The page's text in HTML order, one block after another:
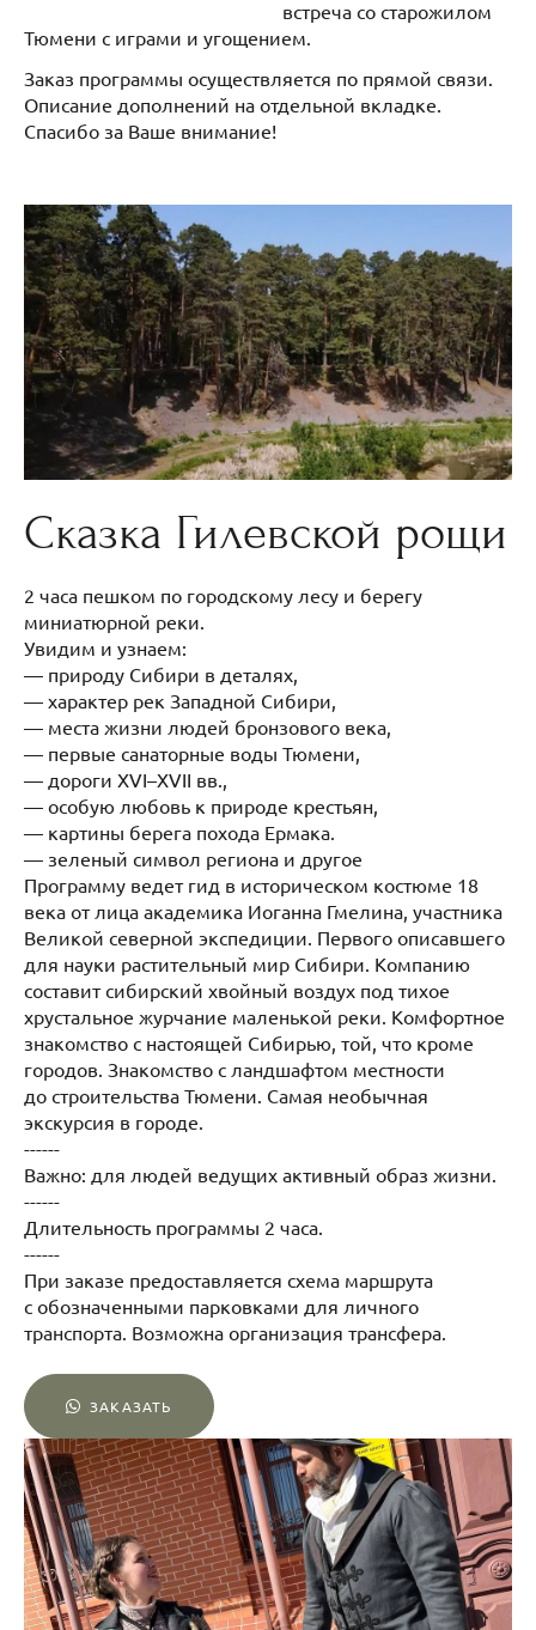
встреча со старожилом
Тюмени с играми и угощением.
Заказ программы осуществляется по прямой связи.
Описание дополнений на отдельной вкладке.
Спасибо за Ваше внимание!
Сказка Гилевской рощи
2 часа пешком по городскому лесу и берегу
миниатюрной реки.
Увидим и узнаем:
— природу Сибири в деталях,
— характер рек Западной Сибири,
— места жизни людей бронзового века,
— первые санаторные воды Тюмени,
— дороги XVI–XVII вв.,
— особую любовь к природе крестьян,
— картины берега похода Ермака.
— зеленый символ региона и другое
Программу ведет гид в историческом костюме 18
века от лица академика Иоганна Гмелина, участника
Великой северной экспедиции. Первого описавшего
для науки растительный мир Сибири. Компанию
составит сибирский хвойный воздух под тихое
хрустальное журчание маленькой реки. Комфортное
знакомство с настоящей Сибирью, той, что кроме
городов. Знакомство с ландшафтом местности
до строительства Тюмени. Самая необычная
экскурсия в городе.
------
Важно: для людей ведущих активный образ жизни.
------
Длительность программы 2 часа.
------
При заказе предоставляется схема маршрута
с обозначенными парковками для личного
транспорта. Возможна организация трансфера.
ЗАКАЗАТЬ